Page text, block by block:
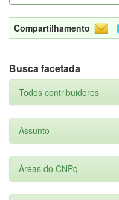
Compartilhamento
Busca facetada
Todos contribuidores
Assunto
Áreas do CNPq